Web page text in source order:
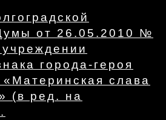
от 26.05.2010 №
города-героя
«Материнская слава
(в ред. на